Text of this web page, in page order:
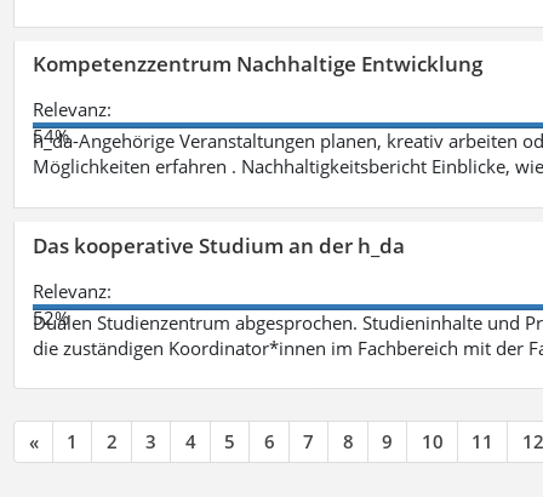
Kompetenzzentrum Nachhaltige Entwicklung
Relevanz:
54%
h_da-Angehörige Veranstaltungen planen, kreativ arbeiten
Möglichkeiten erfahren . Nachhaltigkeitsbericht Einblicke,
Das kooperative Studium an der h_da
Relevanz:
52%
Dualen Studienzentrum abgesprochen. Studieninhalte und
die zuständigen Koordinator*innen im Fachbereich mit der
« 1 2 3 4 5 6 7 8 9 10 11 12